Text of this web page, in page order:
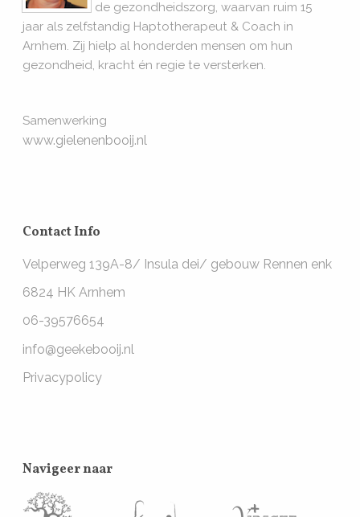
de gezondheidszorg, waarvan ruim 15
jaar als zelfstandig Haptotherapeut & Coach in
Arnhem. Zij hielp al honderden mensen om hun
gezondheid, kracht én regie te versterken.
Samenwerking
www.gielenenbooij.nl
Contact Info
Velperweg 139A-8/ Insula dei/ gebouw Rennen enk
6824 HK Arnhem
06-39576654
info@geekebooij.nl
Privacypolicy
Navigeer naar